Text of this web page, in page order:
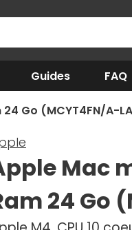
Guides FAQ
Go (MCYT4FN/A-
Mac
24 Go